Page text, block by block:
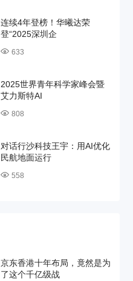
连续4年登榜！华曦达荣
登“2025深圳企
633
2025世界青年科学家峰会暨
艾力斯特AI
808
对话行沙科技王宇：用AI优化
民航地面运行
558
京东香港十年布局，竟然是为
了这个千亿级战